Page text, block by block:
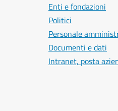
Enti e fondazioni
Politici
Personale
Documenti e dati
Intranet, posta